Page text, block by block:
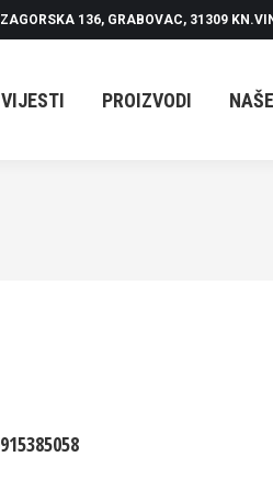
ZAGORSKA 136, GRABOVAC, 31309
VIJESTI PROIZVODI
PROIZVODI NAŠE